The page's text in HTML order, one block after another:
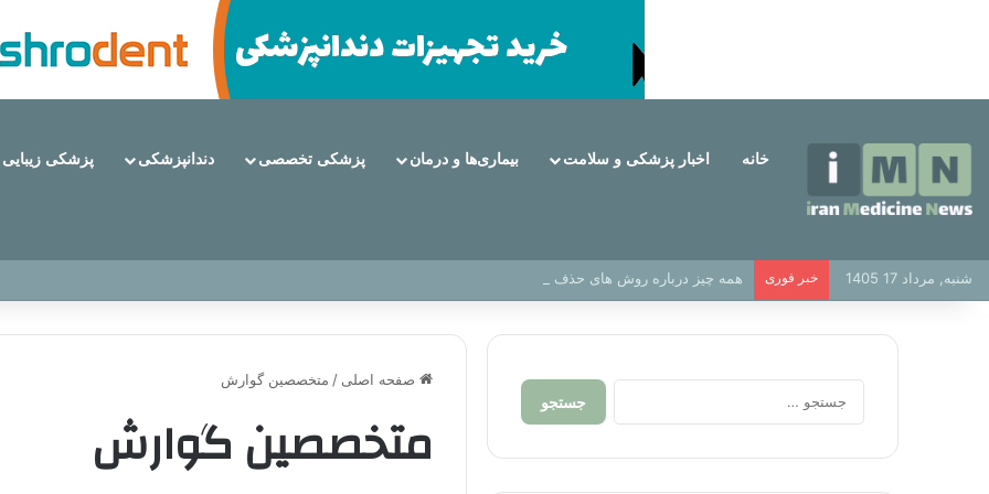
خانه اخبار پزشکی و سلامت بیماری‌ها و درمان پزشکی تخصصی دندانپزشکی پزشکی زیبایی
شنبه, مرداد 17 1405 خبر فوری همه چیز درباره روش های حذف موهای زائد از مزایا تا عوارض
صفحه اصلی / متخصصین گوارش
متخصصین گوارش
جستجو